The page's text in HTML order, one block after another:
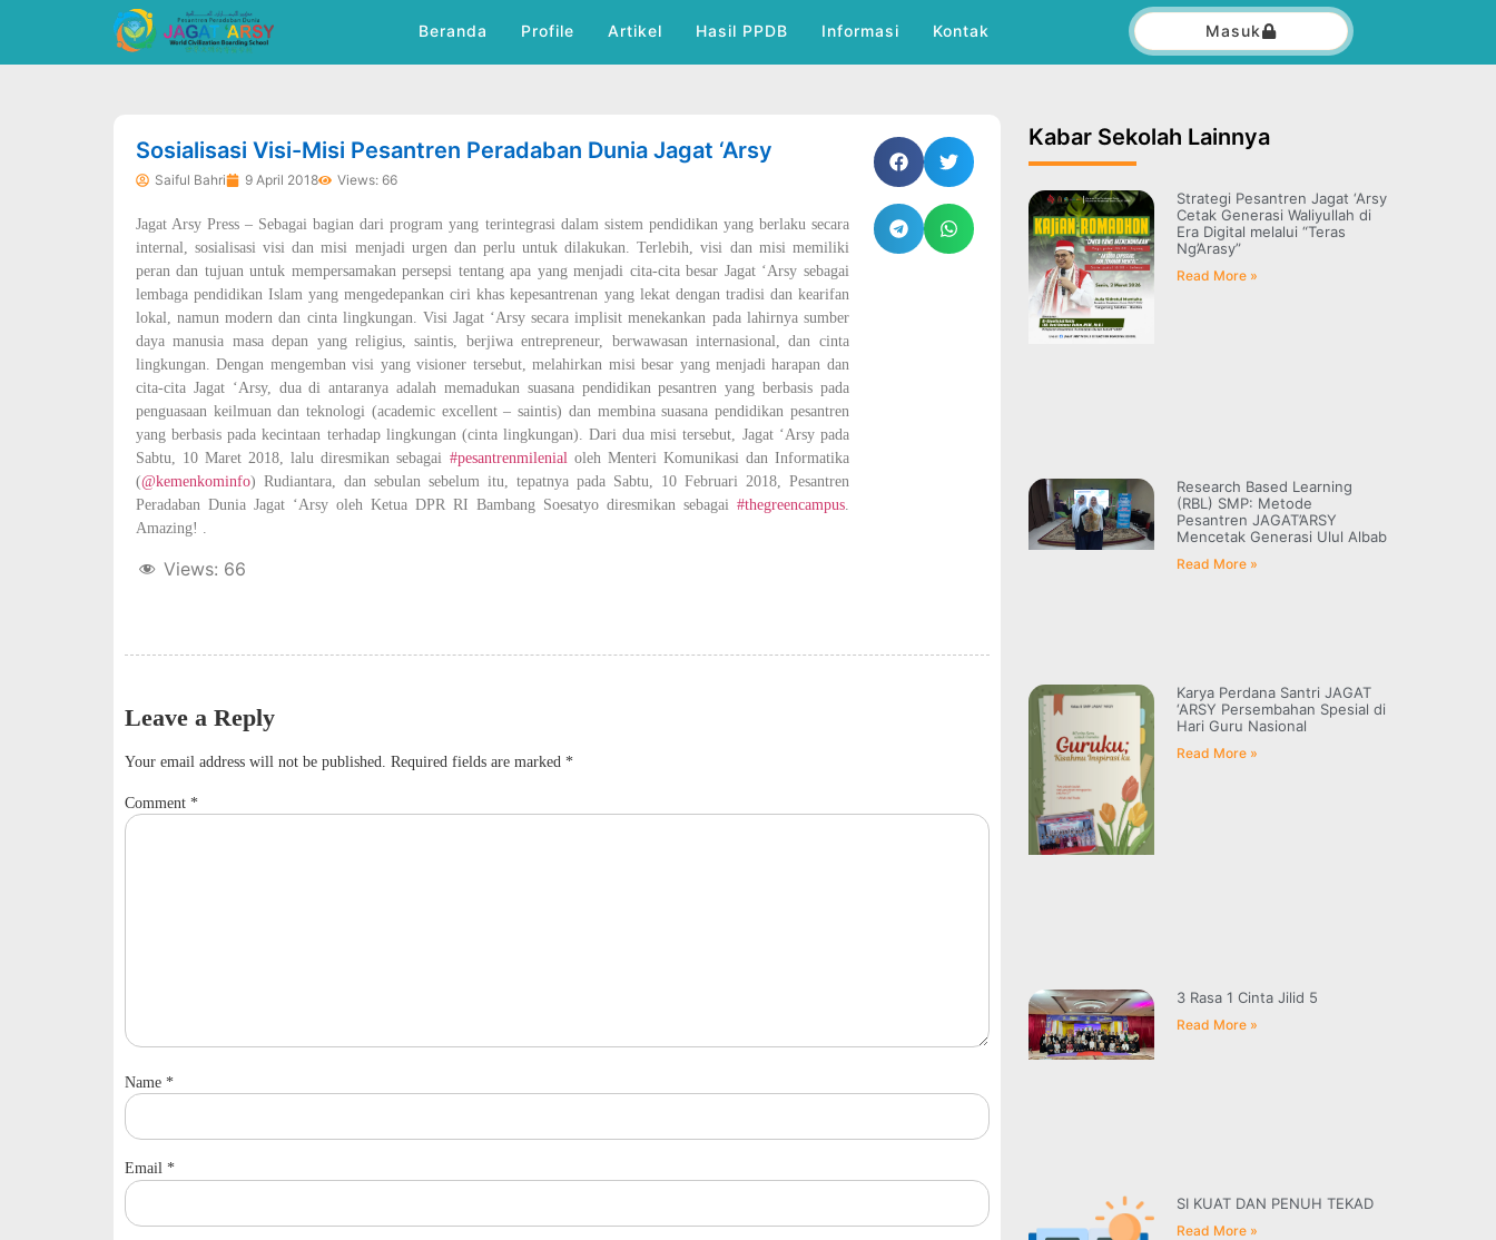
Beranda Profile Artikel Hasil PPDB Informasi Kontak Masuk
Sosialisasi Visi-Misi Pesantren Peradaban Dunia Jagat ‘Arsy
Saiful Bahri 9 April 2018 Views: 66
Jagat Arsy Press – Sebagai bagian dari program yang terintegrasi dalam sistem pendidikan yang berlaku secara
internal, sosialisasi visi dan misi menjadi urgen dan perlu untuk dilakukan. Terlebih, visi dan misi memiliki
peran dan tujuan untuk mempersamakan persepsi tentang apa yang menjadi cita-cita besar Jagat ‘Arsy sebagai
lembaga pendidikan Islam yang mengedepankan ciri khas kepesantrenan yang lekat dengan tradisi dan kearifan
lokal, namun modern dan cinta lingkungan. Visi Jagat ‘Arsy secara implisit menekankan pada lahirnya sumber
daya manusia masa depan yang religius, saintis, berjiwa entrepreneur, berwawasan internasional, dan cinta
lingkungan. Dengan mengemban visi yang visioner tersebut, melahirkan misi besar yang menjadi harapan dan
cita-cita Jagat ‘Arsy, dua di antaranya adalah memadukan suasana pendidikan pesantren yang berbasis pada
penguasaan keilmuan dan teknologi (academic excellent – saintis) dan membina suasana pendidikan pesantren
yang berbasis pada kecintaan terhadap lingkungan (cinta lingkungan). Dari dua misi tersebut, Jagat ‘Arsy pada
Sabtu, 10 Maret 2018, lalu diresmikan sebagai #pesantrenmilenialoleh Menteri Komunikasi dan Informatika
(@kemenkominfo) Rudiantara, dan sebulan sebelum itu, tepatnya pada Sabtu, 10 Februari 2018, Pesantren
Peradaban Dunia Jagat ‘Arsy oleh Ketua DPR RI Bambang Soesatyo diresmikan sebagai #thegreencampus.
Amazing! .
Views: 66
Leave a Reply
Your email address will not be published. Required fields are marked *
Comment *
Name *
Email *
Kabar Sekolah Lainnya
Strategi Pesantren Jagat ‘Arsy
Cetak Generasi Waliyullah di
Era Digital melalui “Teras
Ng’Arasy”
Read More »
Research Based Learning
(RBL) SMP: Metode
Pesantren JAGAT’ARSY
Mencetak Generasi Ulul Albab
Read More »
Karya Perdana Santri JAGAT
‘ARSY Persembahan Spesial di
Hari Guru Nasional
Read More »
3 Rasa 1 Cinta Jilid 5
Read More »
SI KUAT DAN PENUH TEKAD
Read More »